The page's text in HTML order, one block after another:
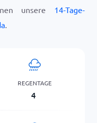
unsere 14-Tage-
.
REGENTAGE
4